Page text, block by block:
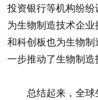
投资银行等机构纷纷
为生物制造技术企
和科创板也为生物
一步推动了生物制造
总结起来，全球